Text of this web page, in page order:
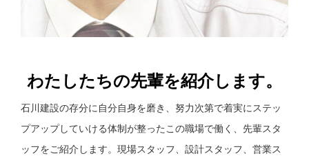
わたしたちの先輩を紹介します。
石川建設の存分に自分自身を磨き、努力次第で着実にステッ
プアップしていける体制が整ったこの職場で働く、先輩スタ
ッフをご紹介します。現場スタッフ、設計スタッフ、営業ス